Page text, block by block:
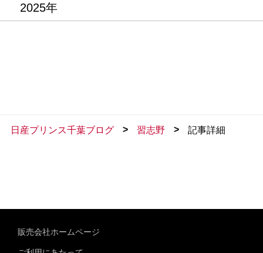
2025年
日産プリンス千葉ブログ > 習志野 > 記事詳細
販売会社ホームページ